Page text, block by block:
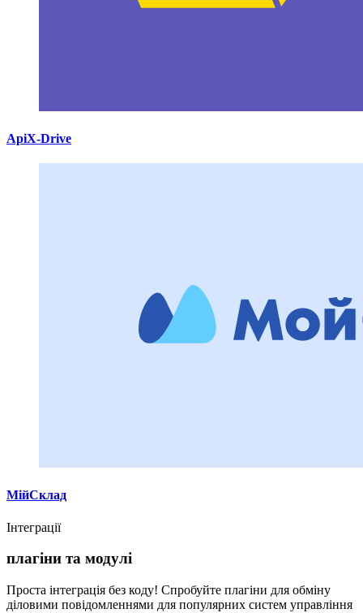
ApiX-Drive
МійСклад
Інтеграції
плагіни та модулі
Проста інтеграція без коду! Спробуйте плагіни для обміну
діловими повідомленнями для популярних систем управління